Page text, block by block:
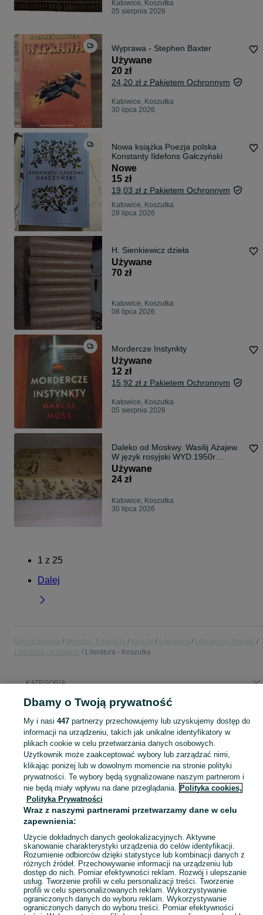
Katowice, Koszutka
05 sierpnia 2026
Wyprawa - Stephen Baxter
Używane
20 zł
24,20 zł z Pakietem Ochronnym
Katowice, Koszutka
30 lipca 2026
Nowa książka Poezja polska
Konstanty Ildefons Gałczyński
Nowe
15 zł
19,03 zł z Pakietem Ochronnym
Katowice, Koszutka
28 lipca 2026
H. Sienkiewicz dzieła
Używane
70 zł
Katowice, Koszutka
08 lipca 2026
Mordercze Instynkty
Używane
12 zł
15,92 zł z Pakietem Ochronnym
Katowice, Koszutka
05 sierpnia 2026
Daleko od Moskwy. Wasilij Ażajew.
W język rosyjski WYD.1950r
LENINGRAD
Używane
24 zł
Katowice, Koszutka
30 lipca 2026
1 z 25
Dalej
Literatura - Koszutka
KATEGORIA
Popularne wyszukiwania
camus hesse
Sprzedaż literatury pięknej i faktu Katowice ▶️ autorzy polscy i zagraniczni ✅ Nowe i używane w super cenach ✌ Kupuj i sprzedawaj z zyskiem na OLX.pl! Zobacz
Mapa kategorii
Mapa miejscowości
Mapa ministron
Popularne wyszukiwania
Dbamy o Twoją prywatność
My i nasi 447partnerzy przechowujemy lub uzyskujemy dostęp do
informacji na urządzeniu, takich jak unikalne identyfikatory w
plikach cookie w celu przetwarzania danych osobowych.
Użytkownik może zaakceptować wybory lub zarządzać nimi,
klikając poniżej lub w dowolnym momencie na stronie polityki
prywatności. Te wybory będą sygnalizowane naszym partnerom i
nie będą miały wpływu na dane przeglądania. Polityka cookies,
Polityka Prywatności
Wraz z naszymi partnerami przetwarzamy dane w celu
zapewnienia:
Użycie dokładnych danych geolokalizacyjnych. Aktywne
skanowanie charakterystyki urządzenia do celów identyfikacji.
Rozumienie odbiorców dzięki statystyce lub kombinacji danych z
różnych źródeł. Przechowywanie informacji na urządzeniu lub
dostęp do nich. Pomiar efektywności reklam. Rozwój i ulepszanie
usług. Tworzenie profili w celu personalizacji treści. Tworzenie
profili w celu spersonalizowanych reklam. Wykorzystywanie
ograniczonych danych do wyboru reklam. Wykorzystywanie
ograniczonych danych do wyboru treści. Pomiar efektywności